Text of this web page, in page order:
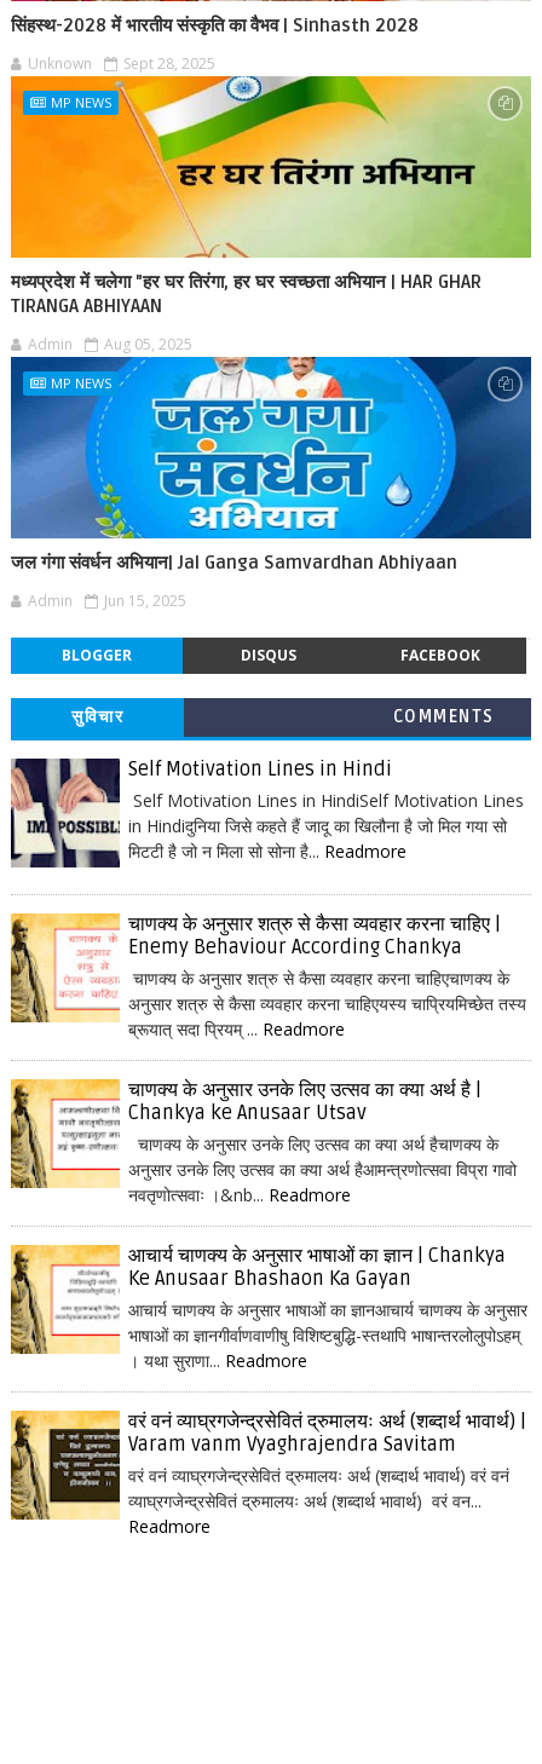
सिंहस्थ-2028 में भारतीय संस्कृति का वैभव | Sinhasth 2028
Unknown Sept 28, 2025
MP NEWS
मध्यप्रदेश में चलेगा "हर घर तिरंगा, हर घर स्वच्छता अभियान | HAR GHAR
TIRANGA ABHIYAAN
Admin Aug 05, 2025
MP NEWS
जल गंगा संवर्धन अभियान| Jal Ganga Samvardhan Abhiyaan
Admin Jun 15, 2025
BLOGGER DISQUS FACEBOOK
सुविचार COMMENTS
Self Motivation Lines in Hindi
Self Motivation Lines in HindiSelf Motivation Lines
in Hindiदुनिया जिसे कहते हैं जादू का खिलौना है जो मिल गया सो
मिटटी है जो न मिला सो सोना है... Readmore
चाणक्य के अनुसार शत्रु से कैसा व्यवहार करना चाहिए |
Enemy Behaviour According Chankya
चाणक्य के अनुसार शत्रु से कैसा व्यवहार करना चाहिएचाणक्य के
अनुसार शत्रु से कैसा व्यवहार करना चाहिएयस्य चाप्रियमिच्छेत तस्य
ब्रूयात् सदा प्रियम् ... Readmore
चाणक्य के अनुसार उनके लिए उत्सव का क्या अर्थ है |
Chankya ke Anusaar Utsav
चाणक्य के अनुसार उनके लिए उत्सव का क्या अर्थ हैचाणक्य के
अनुसार उनके लिए उत्सव का क्या अर्थ हैआमन्त्रणोत्सवा विप्रा गावो
नवतृणोत्सवाः ।&nb... Readmore
आचार्य चाणक्य के अनुसार भाषाओं का ज्ञान | Chankya
Ke Anusaar Bhashaon Ka Gayan
आचार्य चाणक्य के अनुसार भाषाओं का ज्ञानआचार्य चाणक्य के अनुसार
भाषाओं का ज्ञानगीर्वाणवाणीषु विशिष्टबुद्धि-स्तथापि भाषान्तरलोलुपोऽहम्
। यथा सुराणा... Readmore
वरं वनं व्याघ्रगजेन्द्रसेवितं द्रुमालयः अर्थ (शब्दार्थ भावार्थ) |
Varam vanm Vyaghrajendra Savitam
वरं वनं व्याघ्रगजेन्द्रसेवितं द्रुमालयः अर्थ (शब्दार्थ भावार्थ) वरं वनं
व्याघ्रगजेन्द्रसेवितं द्रुमालयः अर्थ (शब्दार्थ भावार्थ) वरं वन...
Readmore